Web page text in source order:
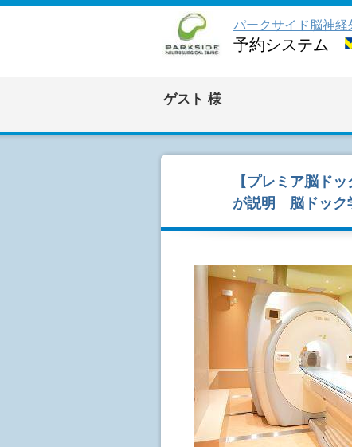
パークサイド脳神経
予約システム
ゲスト 様
【プレミア脳ド
が説明 脳ドック